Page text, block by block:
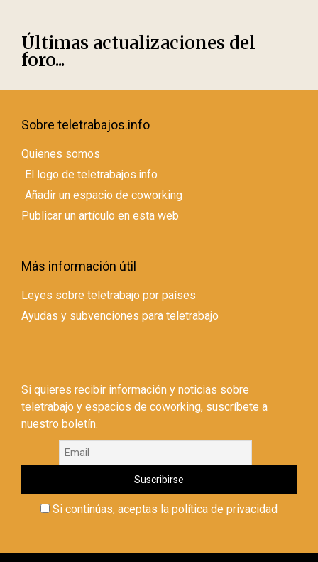
Últimas actualizaciones del
foro...
Sobre teletrabajos.info
Quienes somos
El logo de teletrabajos.info
Añadir un espacio de coworking
Publicar un artículo en esta web
Más información útil
Leyes sobre teletrabajo por países
Ayudas y subvenciones para teletrabajo
Si quieres recibir información y noticias sobre
teletrabajo y espacios de coworking, suscríbete a
nuestro boletín.
Si continúas, aceptas la política de privacidad